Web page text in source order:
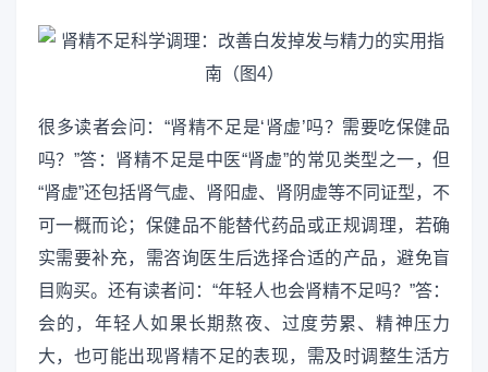
很多读者会问：“肾精不足是‘肾虚’吗？需要吃保健品
吗？”答：肾精不足是中医“肾虚”的常见类型之一，但
“肾虚”还包括肾气虚、肾阳虚、肾阴虚等不同证型，不
可一概而论；保健品不能替代药品或正规调理，若确
实需要补充，需咨询医生后选择合适的产品，避免盲
目购买。还有读者问：“年轻人也会肾精不足吗？”答：
会的，年轻人如果长期熬夜、过度劳累、精神压力
大，也可能出现肾精不足的表现，需及时调整生活方